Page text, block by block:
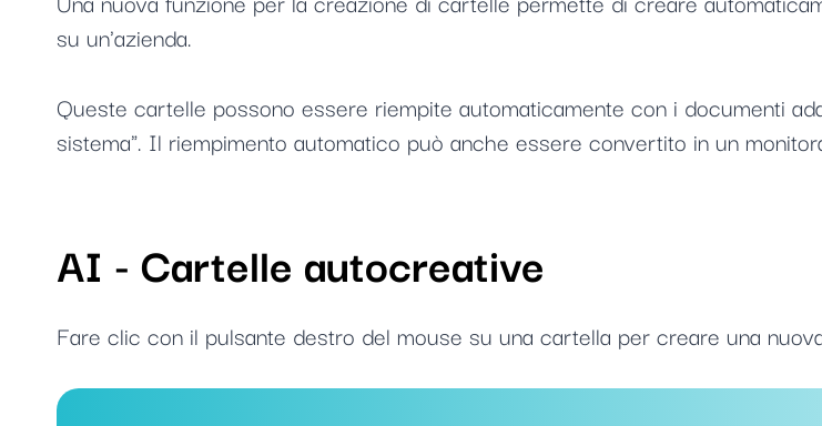
su un'azienda.
Queste cartelle possono essere riempite automaticamente con i documenti
sistema". Il riempimento automatico può anche essere convertito in un
AI - Cartelle autocreative
Fare clic con il pulsante destro del mouse su una cartella per creare una